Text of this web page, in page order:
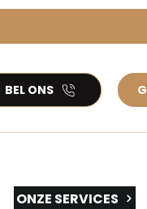
BEL ONS
ONZE SERVICES